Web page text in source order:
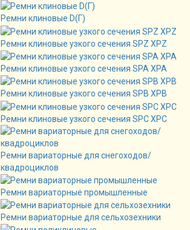
Ремни клиновые D(Г)
Ремни клиновые узкого сечения SPZ XPZ
Ремни клиновые узкого сечения SPA XPA
Ремни клиновые узкого сечения SPB XPB
Ремни клиновые узкого сечения SPC XPC
Ремни вариаторные для снегоходов/
квадроциклов
Ремни вариаторные промышленные
Ремни вариаторные для сельхозехники